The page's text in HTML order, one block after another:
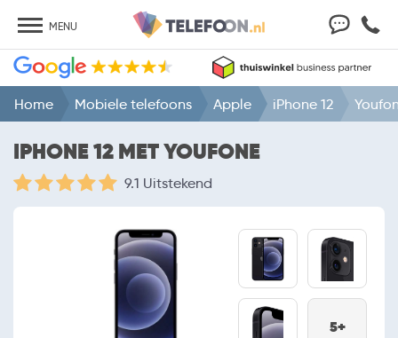
MENU
Home Mobiele telefoons Apple iPhone 12
IPHONE 12 MET YOUFONE
9.1 Uitstekend
5+